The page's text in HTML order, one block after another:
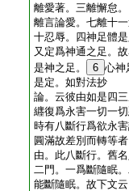
離愛著。三離懈怠
離言論愛。七離十
十忍辱。四神足體
又定爲神通之足。
是神之足。
6 心神
是定。如對法抄
論。云彼由如是四
纒復爲永害一切一
時有八斷行爲欲永
圓滿故差別而轉等
由。此八斷行。舊
二門。一爲斷隨眠
能斷隨眠。故下文